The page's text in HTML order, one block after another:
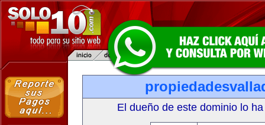
El dueño de este dominio lo